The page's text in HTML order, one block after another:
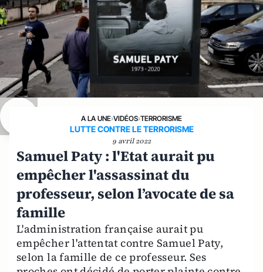
A LA UNE›VIDÉOS›TERRORISME
LUTTE CONTRE LE TERRORISME
9 avril 2022
Samuel Paty : l'Etat aurait pu
empêcher l'assassinat du
professeur, selon l’avocate de sa
famille
L'administration française aurait pu
empêcher l'attentat contre Samuel Paty,
selon la famille de ce professeur. Ses